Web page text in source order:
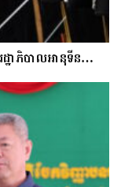
ឋាភិបាលអានុទីន…